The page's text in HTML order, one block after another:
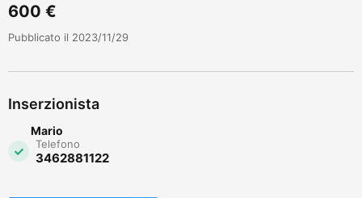
600 €
Pubblicato il 2023/11/29
Inserzionista
Mario
Telefono
3462881122